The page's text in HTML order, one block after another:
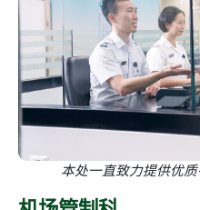
本处一直致力提供优质